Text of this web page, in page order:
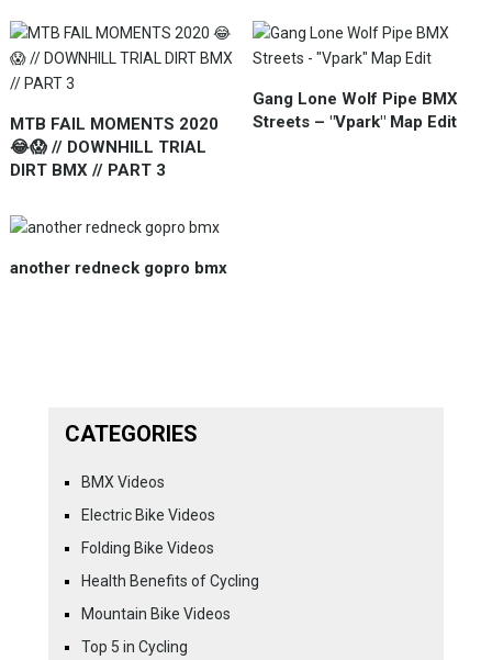
MTB FAIL MOMENTS 2020
😂😱 // DOWNHILL TRIAL
DIRT BMX // PART 3
Gang Lone Wolf Pipe BMX
Streets – "Vpark" Map Edit
another redneck gopro bmx
CATEGORIES
BMX Videos
Electric Bike Videos
Folding Bike Videos
Health Benefits of Cycling
Mountain Bike Videos
Top 5 in Cycling